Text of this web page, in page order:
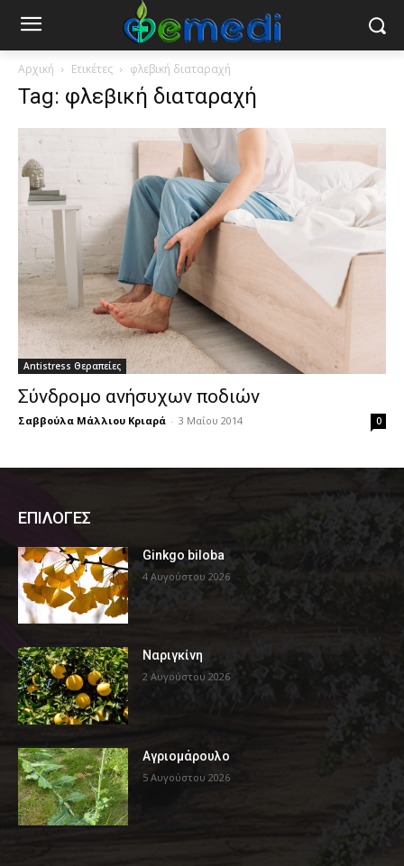
Αρχική Ετικέτες φλεβική διαταραχή
Tag: φλεβική διαταραχή
Antistress Θεραπείες
Σύνδρομο ανήσυχων ποδιών
Σαββούλα Μάλλιου Κριαρά - 3 Μαΐου 2014 0
ΕΠΙΛΟΓΕΣ
Ginkgo biloba
4 Αυγούστου 2026
Ναριγκίνη
2 Αυγούστου 2026
Αγριομάρουλο
5 Αυγούστου 2026